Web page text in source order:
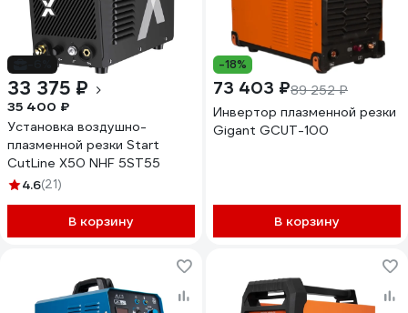
33 375 ₽
35 400 ₽
Установка воздушно-
плазменной резки Start
CutLine X50 NHF 5ST55
4.6(21)
В корзину
-18%
73 403 ₽89 252 ₽
Инвертор плазменной резки
Gigant GCUT-100
В корзину